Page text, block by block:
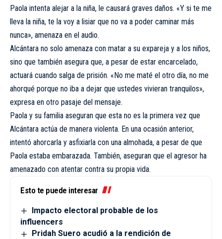
Paola intenta alejar a la niña, le causará graves daños. «Y si te me
lleva la niña, te la voy a lisiar que no va a poder caminar más
nunca», amenaza en el audio.
Alcántara no solo amenaza con matar a su expareja y a los niños,
sino que también asegura que, a pesar de estar encarcelado,
actuará cuando salga de prisión. «No me maté el otro día, no me
ahorqué porque no iba a dejar que ustedes vivieran tranquilos»,
expresa en otro pasaje del mensaje.
Paola y su familia aseguran que esta no es la primera vez que
Alcántara actúa de manera violenta. En una ocasión anterior,
intentó ahorcarla y asfixiarla con una almohada, a pesar de que
Paola estaba embarazada. También, aseguran que el agresor ha
amenazado con atentar contra su propia vida.
Esto te puede interesar
Impacto electoral probable de los
influencers
Pridah Suero acudió a la rendición de